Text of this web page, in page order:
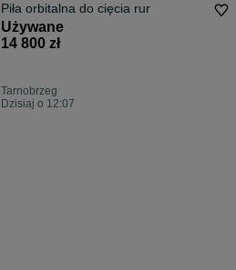
Piła orbitalna do cięcia rur
Używane
14 800 zł
Tarnobrzeg
Dzisiaj o 12:07